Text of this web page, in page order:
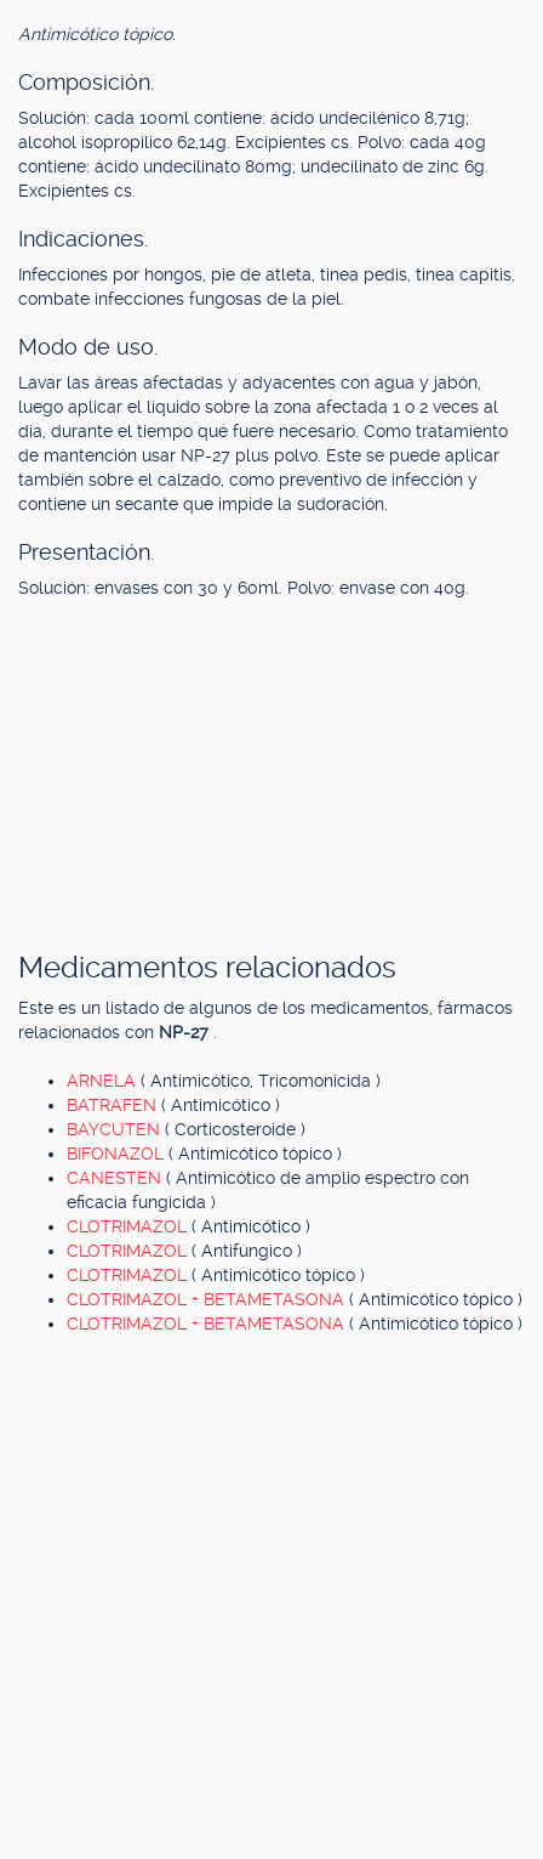
Antimicótico tópico.
Composición.
Solución: cada 100ml contiene: ácido undecilénico 8,71g;
alcohol isopropílico 62,14g. Excipientes cs. Polvo: cada 40g
contiene: ácido undecilinato 80mg; undecilinato de zinc 6g.
Excipientes cs.
Indicaciones.
Infecciones por hongos, pie de atleta, tinea pedis, tinea capitis,
combate infecciones fungosas de la piel.
Modo de uso.
Lavar las áreas afectadas y adyacentes con agua y jabón,
luego aplicar el líquido sobre la zona afectada 1 o 2 veces al
día, durante el tiempo que fuere necesario. Como tratamiento
de mantención usar NP-27 plus polvo. Este se puede aplicar
también sobre el calzado, como preventivo de infección y
contiene un secante que impide la sudoración.
Presentación.
Solución: envases con 30 y 60ml. Polvo: envase con 40g.
Medicamentos relacionados
Este es un listado de algunos de los medicamentos, fármacos
relacionados con NP-27
ARNELA ( Antimicótico, Tricomonicida )
BATRAFEN ( Antimicótico )
BAYCUTEN ( Corticosteroide )
BIFONAZOL ( Antimicótico tópico )
CANESTEN ( Antimicótico de amplio espectro con
eficacia fungicida )
CLOTRIMAZOL ( Antimicótico )
CLOTRIMAZOL ( Antifúngico )
CLOTRIMAZOL ( Antimicótico tópico )
CLOTRIMAZOL + BETAMETASONA ( Antimicótico tópico )
CLOTRIMAZOL + BETAMETASONA ( Antimicótico tópico )